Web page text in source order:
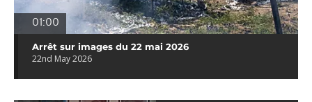
01:00
Arrêt sur images du 22 mai 2026
22nd May 2026